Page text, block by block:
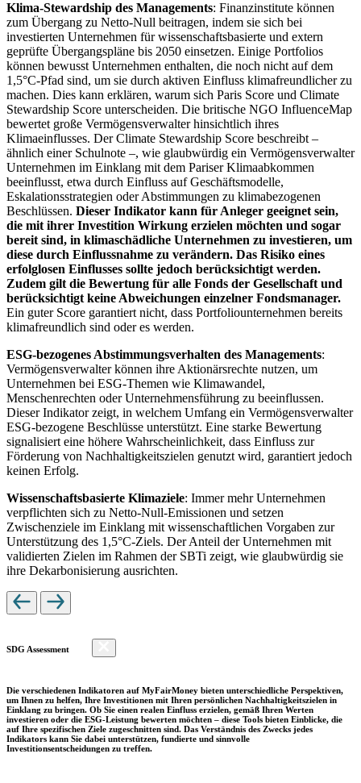
Klima-Stewardship des Managements: Finanzinstitute können
zum Übergang zu Netto-Null beitragen, indem sie sich bei
investierten Unternehmen für wissenschaftsbasierte und extern
geprüfte Übergangspläne bis 2050 einsetzen. Einige Portfolios
können bewusst Unternehmen enthalten, die noch nicht auf dem
1,5°C-Pfad sind, um sie durch aktiven Einfluss klimafreundlicher zu
machen. Dies kann erklären, warum sich Paris Score und Climate
Stewardship Score unterscheiden. Die britische NGO InfluenceMap
bewertet große Vermögensverwalter hinsichtlich ihres
Klimaeinflusses. Der Climate Stewardship Score beschreibt –
ähnlich einer Schulnote –, wie glaubwürdig ein Vermögensverwalter
Unternehmen im Einklang mit dem Pariser Klimaabkommen
beeinflusst, etwa durch Einfluss auf Geschäftsmodelle,
Eskalationsstrategien oder Abstimmungen zu klimabezogenen
Beschlüssen. Dieser Indikator kann für Anleger geeignet sein,
die mit ihrer Investition Wirkung erzielen möchten und sogar
bereit sind, in klimaschädliche Unternehmen zu investieren, um
diese durch Einflussnahme zu verändern. Das Risiko eines
erfolglosen Einflusses sollte jedoch berücksichtigt werden.
Zudem gilt die Bewertung für alle Fonds der Gesellschaft und
berücksichtigt keine Abweichungen einzelner Fondsmanager.
Ein guter Score garantiert nicht, dass Portfoliounternehmen bereits
klimafreundlich sind oder es werden.
ESG-bezogenes Abstimmungsverhalten des Managements:
Vermögensverwalter können ihre Aktionärsrechte nutzen, um
Unternehmen bei ESG-Themen wie Klimawandel,
Menschenrechten oder Unternehmensführung zu beeinflussen.
Dieser Indikator zeigt, in welchem Umfang ein Vermögensverwalter
ESG-bezogene Beschlüsse unterstützt. Eine starke Bewertung
signalisiert eine höhere Wahrscheinlichkeit, dass Einfluss zur
Förderung von Nachhaltigkeitszielen genutzt wird, garantiert jedoch
keinen Erfolg.
Wissenschaftsbasierte Klimaziele: Immer mehr Unternehmen
verpflichten sich zu Netto-Null-Emissionen und setzen
Zwischenziele im Einklang mit wissenschaftlichen Vorgaben zur
Unterstützung des 1,5°C-Ziels. Der Anteil der Unternehmen mit
validierten Zielen im Rahmen der SBTi zeigt, wie glaubwürdig sie
ihre Dekarbonisierung ausrichten.
SDG Assessment
Die verschiedenen Indikatoren auf MyFairMoney bieten unterschiedliche Perspektiven,
um Ihnen zu helfen, Ihre Investitionen mit Ihren persönlichen Nachhaltigkeitszielen in
Einklang zu bringen. Ob Sie einen realen Einfluss erzielen, gemäß Ihren Werten
investieren oder die ESG-Leistung bewerten möchten – diese Tools bieten Einblicke, die
auf Ihre spezifischen Ziele zugeschnitten sind. Das Verständnis des Zwecks jedes
Indikators kann Sie dabei unterstützen, fundierte und sinnvolle
Investitionsentscheidungen zu treffen.